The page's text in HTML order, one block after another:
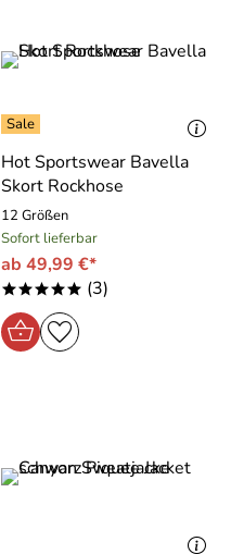
Hot Sportswear Bavella
Skort Rockhose
12 Größen
Sofort lieferbar
ab 49,99 €*
***** (3)